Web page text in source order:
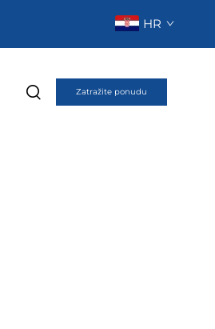
HR
Zatražite ponudu